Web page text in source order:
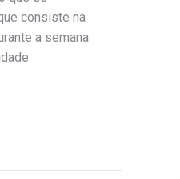
consiste na
a semana